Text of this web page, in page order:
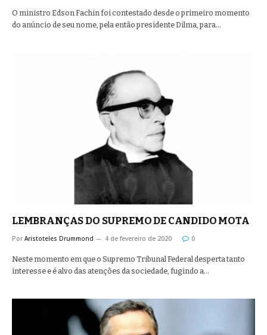
O ministro Edson Fachin foi contestado desde o primeiro momento
do anúncio de seu nome, pela então presidente Dilma, para…
LEMBRANÇAS DO SUPREMO DE CANDIDO MOTA
Por Aristoteles Drummond 4 de fevereiro de 2020 0
Neste momento em que o Supremo Tribunal Federal desperta tanto
interesse e é alvo das atenções da sociedade, fugindo a…